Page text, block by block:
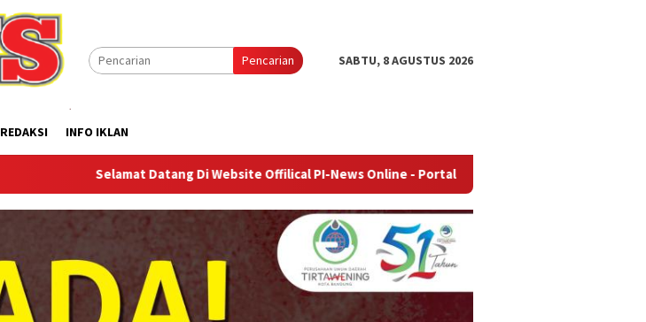
Pencarian
SABTU, 8 AGUSTUS 2026
REDAKSI INFO IKLAN
Selamat Datang Di Website Offilical PI-News Online - Portal Berita Terupdate & Terpercaya